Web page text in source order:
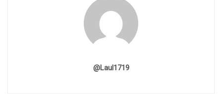
@laul1719